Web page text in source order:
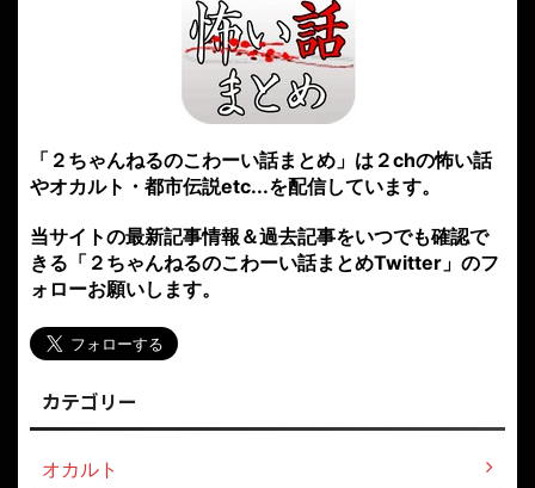
「２ちゃんねるのこわーい話まとめ」は２chの怖い話
やオカルト・都市伝説etc...を配信しています。
当サイトの最新記事情報＆過去記事をいつでも確認で
きる「２ちゃんねるのこわーい話まとめTwitter」のフ
ォローお願いします。
カテゴリー
オカルト